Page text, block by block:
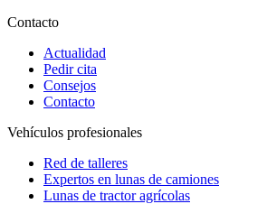
Contacto
Actualidad
Pedir cita
Consejos
Contacto
Vehículos profesionales
Red de talleres
Expertos en lunas de camiones
Lunas de tractor agrícolas